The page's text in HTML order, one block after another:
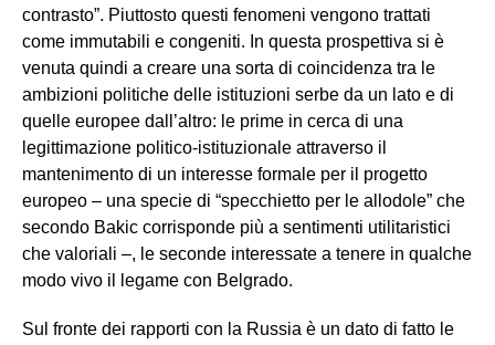
contrasto”. Piuttosto questi fenomeni vengono trattati
come immutabili e congeniti. In questa prospettiva si è
venuta quindi a creare una sorta di coincidenza tra le
ambizioni politiche delle istituzioni serbe da un lato e di
quelle europee dall’altro: le prime in cerca di una
legittimazione politico-istituzionale attraverso il
mantenimento di un interesse formale per il progetto
europeo – una specie di “specchietto per le allodole” che
secondo Bakic corrisponde più a sentimenti utilitaristici
che valoriali –, le seconde interessate a tenere in qualche
modo vivo il legame con Belgrado.
Sul fronte dei rapporti con la Russia è un dato di fatto le